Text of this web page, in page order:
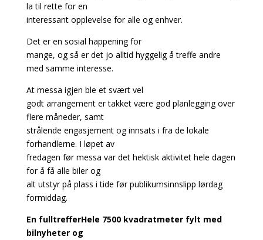
la til rette for en
interessant opplevelse for alle og enhver.
Det er en sosial happening for
mange, og så er det jo alltid hyggelig å treffe andre
med samme interesse.
At messa igjen ble et svært vel
godt arrangement er takket være god planlegging over
flere måneder, samt
strålende engasjement og innsats i fra de lokale
forhandlerne. I løpet av
fredagen før messa var det hektisk aktivitet hele dagen
for å få alle biler og
alt utstyr på plass i tide før publikumsinnslipp lørdag
formiddag.
En fulltrefferHele 7500 kvadratmeter fylt med
bilnyheter og